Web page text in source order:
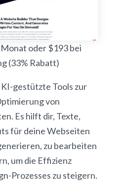
oder $193 bei
(33% Rabatt)
gestützte Tools zur
von
Es hilft dir, Texte,
für deine Webseiten
zu bearbeiten
um die Effizienz
Prozesses zu steigern.